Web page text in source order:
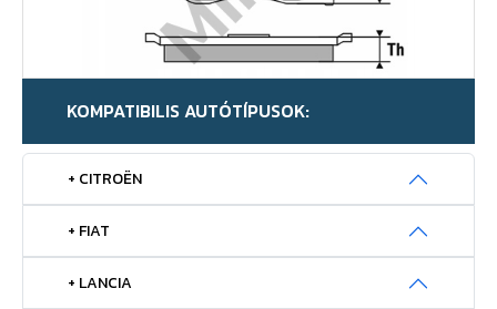
KOMPATIBILIS AUTÓTÍPUSOK:
+ CITROËN
+ FIAT
+ LANCIA